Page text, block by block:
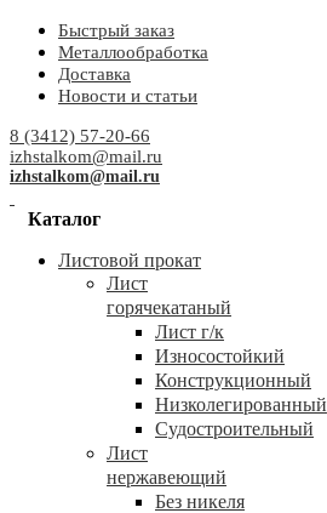
Быстрый заказ
Металлообработка
Доставка
Новости и статьи
8 (3412) 57-20-66
izhstalkom@mail.ru
izhstalkom@mail.ru
Каталог
Листовой прокат
Лист
горячекатаный
Лист г/к
Износостойкий
Конструкционный
Низколегированный
Судостроительный
Лист
нержавеющий
Без никеля